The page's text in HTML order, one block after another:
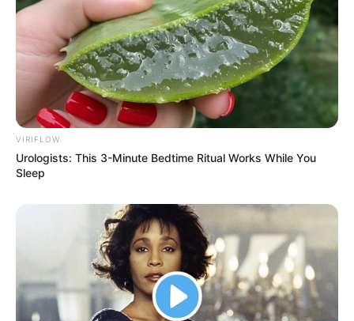
Participe do nosso grupo do
WhatsApp!
Fique informado em tempo real sobre as principais
notícias de Paraguaçu Paulista e região
VIRIFLOW
Urologists: This 3-Minute Bedtime Ritual Works While You
Sleep